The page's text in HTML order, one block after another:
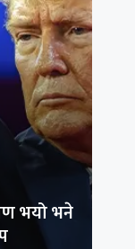
भयो भने